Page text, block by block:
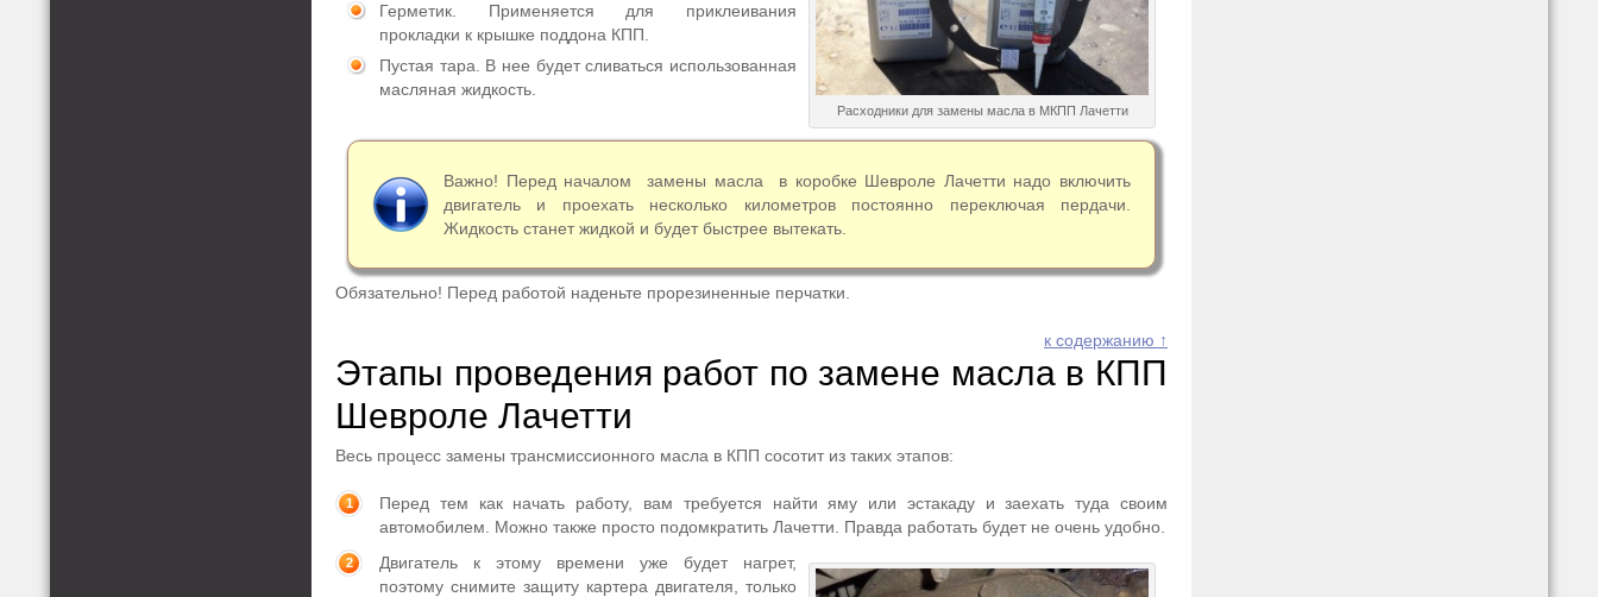
Расходники для замены масла в МКПП Лачетти
Герметик. Применяется для приклеивания
прокладки к крышке поддона КПП.
Пустая тара. В нее будет сливаться использованная
масляная жидкость.
Важно! Перед началом замены масла в коробке Шевроле Лачетти надо включить
двигатель и проехать несколько километров постоянно переключая пердачи.
Жидкость станет жидкой и будет быстрее вытекать.
Обязательно! Перед работой наденьте прорезиненные перчатки.
к содержанию ↑
Этапы проведения работ по замене масла в КПП
Шевроле Лачетти
Весь процесс замены трансмиссионного масла в КПП сосотит из таких этапов:
Перед тем как начать работу, вам требуется найти яму или эстакаду и заехать туда своим
автомобилем. Можно также просто подомкратить Лачетти. Правда работать будет не очень удобно.
Двигатель к этому времени уже будет нагрет,
поэтому снимите защиту картера двигателя, только